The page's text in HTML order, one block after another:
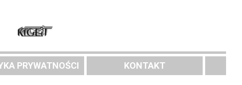
PRYWATNOŚCI KONTAKT